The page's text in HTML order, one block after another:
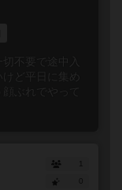
不要で途中入
ど平日に集め
ぶれでやって
1